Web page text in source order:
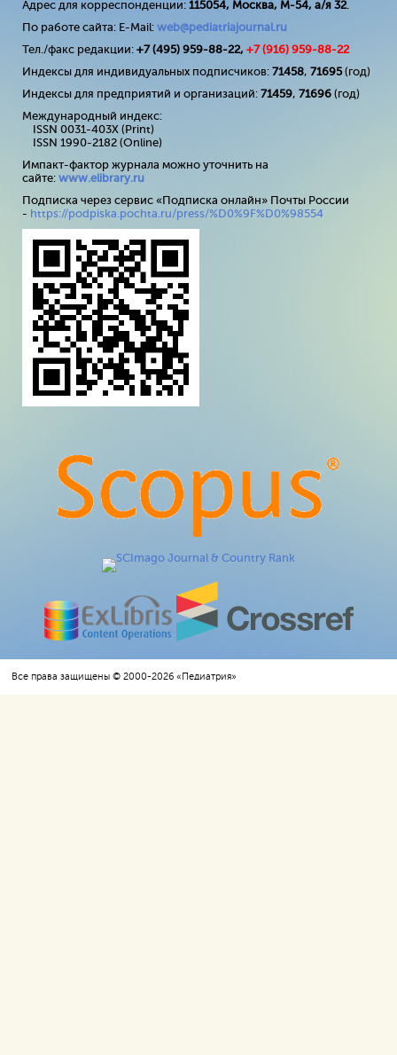
Адрес для корреспонденции: 115054, Москва, М-54, а/я 32.
По работе сайта: E-Mail: web@pediatriajournal.ru
Тел./факс редакции: +7 (495) 959-88-22, +7 (916) 959-88-22
Индексы для индивидуальных подписчиков: 71458, 71695(год)
Индексы для предприятий и организаций: 71459, 71696 (год)
Международный индекс:
ISSN 0031-403X (Print)
ISSN 1990-2182 (Online)
Импакт-фактор журнала можно уточнить на
сайте: www.elibrary.ru
Подписка через сервис «Подписка онлайн» Почты России
- https://podpiska.pochta.ru/press/%D0%9F%D0%98554
Все права защищены © 2000-2026 «Педиатрия»